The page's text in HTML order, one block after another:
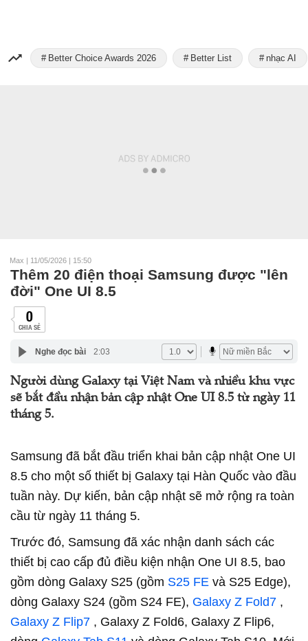
Better Choice Awards 2026 Better List nhạc AI
Max | 11/05/2026 | 15:50
Thêm 20 điện thoại Samsung được "lên
đời" One UI 8.5
0
CHIA SẺ
Nghe đọc bài 2:03
Người dùng Galaxy tại Việt Nam và nhiều khu vực
sẽ bắt đầu nhận bản cập nhật One UI 8.5 từ ngày 11
tháng 5.
Samsung đã bắt đầu triển khai bản cập nhật One UI
8.5 cho một số thiết bị Galaxy tại Hàn Quốc vào đầu
tuần này. Dự kiến, bản cập nhật sẽ mở rộng ra toàn
cầu từ ngày 11 tháng 5.
Trước đó, Samsung đã xác nhận danh sách các
thiết bị cao cấp đủ điều kiện nhận One UI 8.5, bao
gồm dòng Galaxy S25 (gồm S25 FE và S25 Edge),
dòng Galaxy S24 (gồm S24 FE), Galaxy Z Fold7 ,
Galaxy Z Flip7 , Galaxy Z Fold6, Galaxy Z Flip6,